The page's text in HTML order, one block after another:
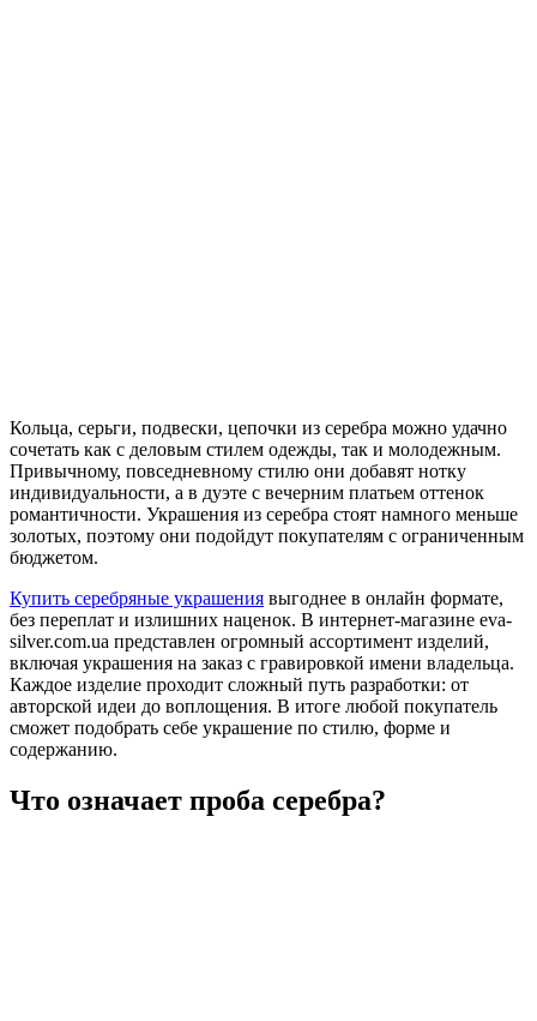
Кольца, серьги, подвески, цепочки из серебра можно удачно
сочетать как с деловым стилем одежды, так и молодежным.
Привычному, повседневному стилю они добавят нотку
индивидуальности, а в дуэте с вечерним платьем оттенок
романтичности. Украшения из серебра стоят намного меньше
золотых, поэтому они подойдут покупателям с ограниченным
бюджетом.
Купить серебряные украшения выгоднее в онлайн формате,
без переплат и излишних наценок. В интернет-магазине eva-
silver.com.ua представлен огромный ассортимент изделий,
включая украшения на заказ с гравировкой имени владельца.
Каждое изделие проходит сложный путь разработки: от
авторской идеи до воплощения. В итоге любой покупатель
сможет подобрать себе украшение по стилю, форме и
содержанию.
Что означает проба серебра?